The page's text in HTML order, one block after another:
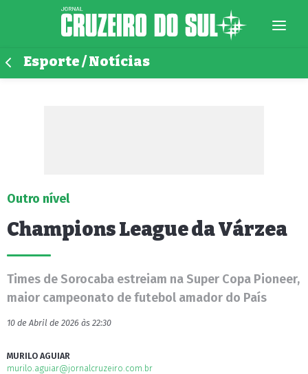
Esporte / Notícias
Outro nível
Champions League da Várzea
Times de Sorocaba estreiam na Super Copa Pioneer,
maior campeonato de futebol amador do País
10 de Abril de 2026 às 22:30
MURILO AGUIAR
murilo.aguiar@jornalcruzeiro.com.br